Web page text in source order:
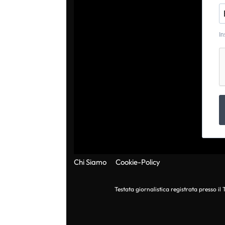
Chi Siamo Cookie-Policy
Testata giornalistica registrata presso il